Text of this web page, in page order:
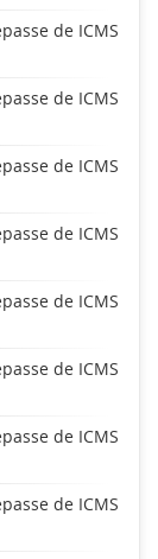
de ICMS
de ICMS
de ICMS
de ICMS
de ICMS
de ICMS
de ICMS
de ICMS